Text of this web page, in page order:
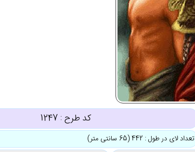
کد طرح : 1247
تعداد لای در طول : 442 (65 سانتی متر)